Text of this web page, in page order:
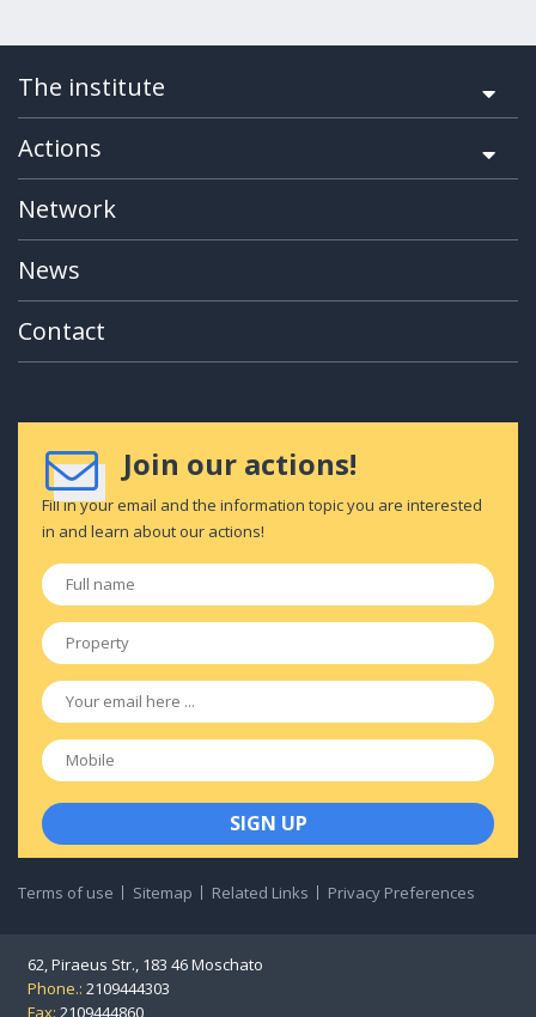
The institute
Actions
Network
News
Contact
Join our actions!
Fill in your email and the information topic you are interested
in and learn about our actions!
Full
name
*
Property
Email
Mobile
Terms of use Sitemap Related Links Privacy Preferences
62, Piraeus Str., 183 46 Moschato
Phone.: 2109444303
Fax: 2109444860